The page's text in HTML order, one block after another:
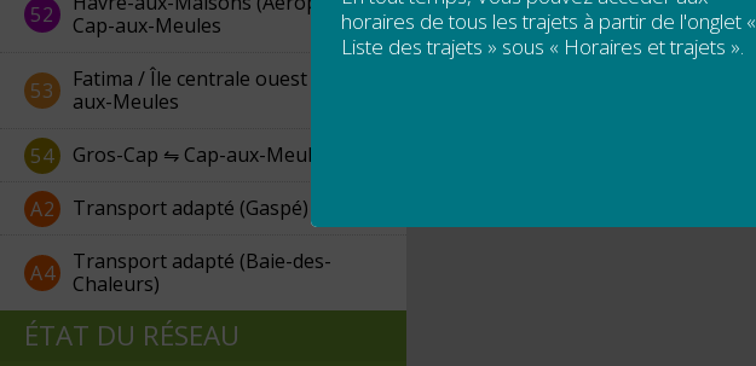
52
Cap-aux-Meules
53
Fatima / Île centrale ouest ⇋ Cap-
aux-Meules
54 Gros-Cap ⇋ Cap-aux-Meules
A2 Transport adapté (Gaspé)
A4
Transport adapté (Baie-des-
Chaleurs)
ÉTAT DU RÉSEAU
horaires de tous les trajets à partir de l'onglet «
Liste des trajets » sous « Horaires et trajets ».